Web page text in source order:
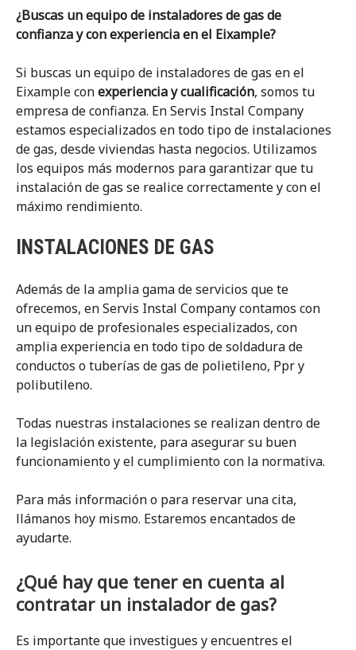
¿Buscas un equipo de instaladores de gas de
confianza y con experiencia en el Eixample?
Si buscas un equipo de instaladores de gas en el
Eixample conexperiencia y cualificación, somos tu
empresa de confianza. En Servis Instal Company
estamos especializados en todo tipo de instalaciones
de gas, desde viviendas hasta negocios. Utilizamos
los equipos más modernos para garantizar que tu
instalación de gas se realice correctamente y con el
máximo rendimiento.
INSTALACIONES DE GAS
Además de la amplia gama de servicios que te
ofrecemos, en Servis Instal Company contamos con
un equipo de profesionales especializados, con
amplia experiencia en todo tipo de soldadura de
conductos o tuberías de gas de polietileno, Ppr y
polibutileno.
Todas nuestras instalaciones se realizan dentro de
la legislación existente, para asegurar su buen
funcionamiento y el cumplimiento con la normativa.
Para más información o para reservar una cita,
llámanos hoy mismo. Estaremos encantados de
ayudarte.
¿Qué hay que tener en cuenta al
contratar un instalador de gas?
Es importante que investigues y encuentres el